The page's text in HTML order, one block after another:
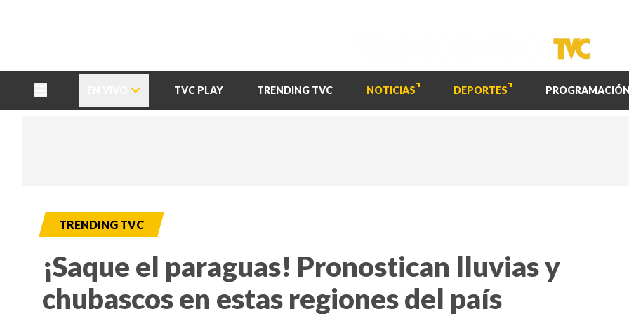
TVC PLAY TRENDING TVC NOTICIAS DEPORTES PROGRAMACIÓN
TRENDING TVC
¡Saque el paraguas! Pronostican lluvias y
chubascos en estas regiones del país